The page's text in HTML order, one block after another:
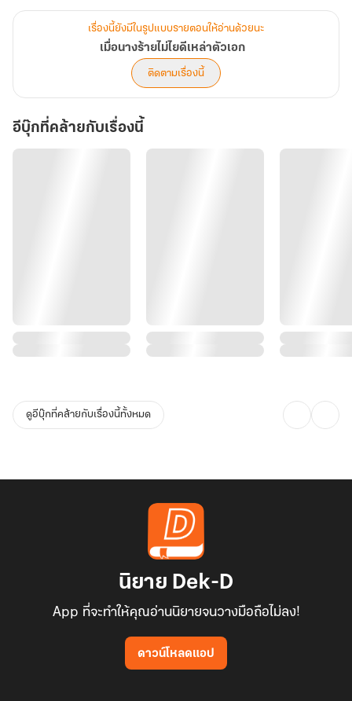
แต่นางกลับสนใจสามีผู้ที่นางเลือกสรรด้วยตนเองเสียมากกว่า
"ในเมื่อเราเป็นสามีภรรยากันแล้ว เช่นนั้นฟูจวินกับข้าก็ควรทำเรื่องที่สามี
ภรรยาทำกันมิใช่หรือ"
"ข้าไม่ปรารถนาจะทำเช่นนั้นกับท่าน"
"เพราะท่านมิใช่สตรีที่ข้าพึงใจด้วย หากไม่ใช่สตรีที่ข้ารักแล้ว... ข้าก็จะไม่
แตะต้องนางเป็นอันขาด!"
ไป๋ซินหยานกระตุกยิ้มเมื่อได้ฟังคำตอบ "เช่นนั้นข้าจะทำให้ฟูจวินรักข้า
เรื่องนี้ยังมีในรูปแบบรายตอนให้อ่านด้วยนะ
เมื่อนางร้ายไม่ไยดีเหล่าตัวเอก
ติดตามเรื่องนี้
อีบุ๊กที่คล้ายกับเรื่องนี้
ดูอีบุ๊กที่คล้ายกับเรื่องนี้ทั้งหมด
นิยาย Dek-D
App ที่จะทำให้คุณอ่านนิยายจนวางมือถือไม่ลง!
ดาวน์โหลดแอป